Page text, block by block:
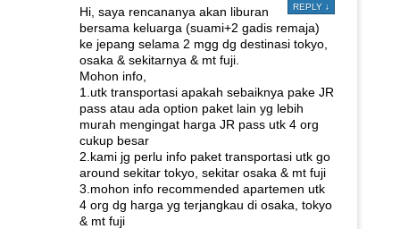
REPLY ↓
Hi, saya rencananya akan liburan
bersama keluarga (suami+2 gadis remaja)
ke jepang selama 2 mgg dg destinasi tokyo,
osaka & sekitarnya & mt fuji.
Mohon info,
1.utk transportasi apakah sebaiknya pake JR
pass atau ada option paket lain yg lebih
murah mengingat harga JR pass utk 4 org
cukup besar
2.kami jg perlu info paket transportasi utk go
around sekitar tokyo, sekitar osaka & mt fuji
3.mohon info recommended apartemen utk
4 org dg harga yg terjangkau di osaka, tokyo
& mt fuji